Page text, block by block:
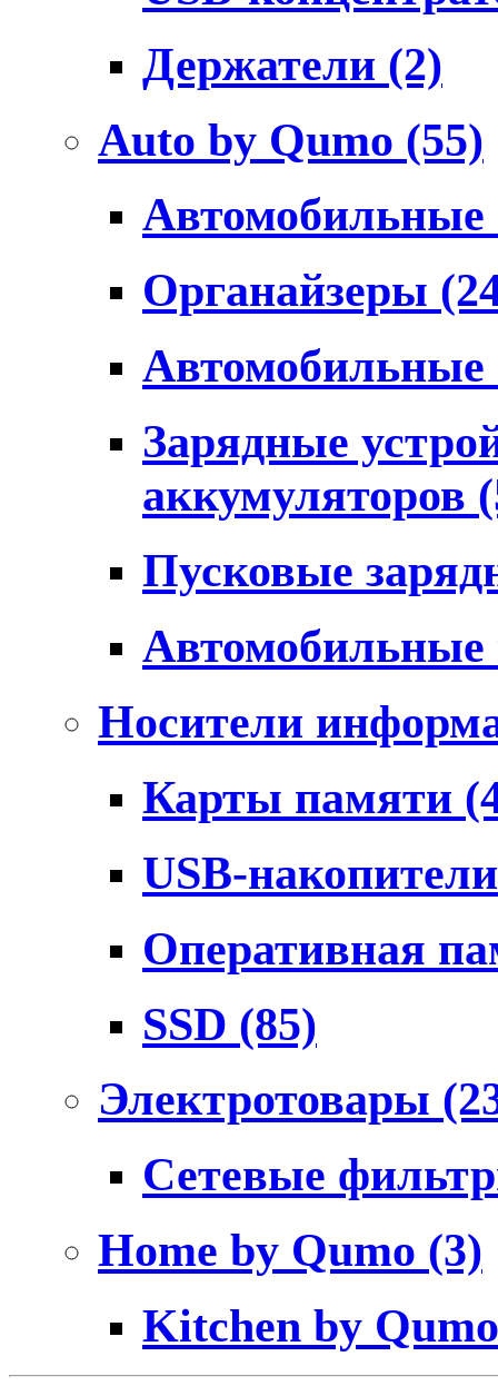
Держатели (2)
Auto by Qumo (55)
Органайзеры
Зарядные
аккумуляторов
Пусковые
Носители
Карты памяти
USB-
Оперативная
SSD (85)
Электротовары
Сетевые
Home by Qumo (3)
Kitchen by